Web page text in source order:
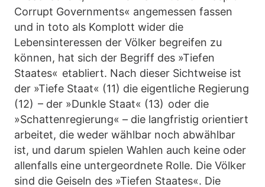
Corrupt Governments« angemessen fassen
und in toto als Komplott wider die
Lebensinteressen der Völker begreifen zu
können, hat sich der Begriff des »Tiefen
Staates« etabliert. Nach dieser Sichtweise ist
der »Tiefe Staat« (11) die eigentliche Regierung
(12) – der »Dunkle Staat« (13) oder die
»Schattenregierung« – die langfristig orientiert
arbeitet, die weder wählbar noch abwählbar
ist, und darum spielen Wahlen auch keine oder
allenfalls eine untergeordnete Rolle. Die Völker
sind die Geiseln des »Tiefen Staates«. Die